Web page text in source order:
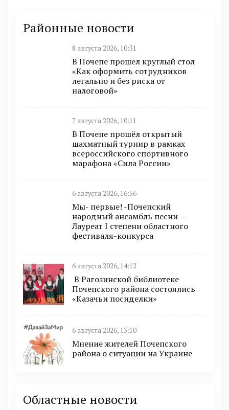
Районные новости
8 августа 2026, 10:31
В Почепе прошел круглый стол
«Как оформить сотрудников
легально и без риска от
налоговой»
7 августа 2026, 10:11
В Почепе прошёл открытый
шахматный турнир в рамках
всероссийского спортивного
марафона «Сила России»
6 августа 2026, 16:56
Мы- первые! -Почепский
народный ансамбль песни —
Лауреат I степени областного
фестиваля-конкурса
6 августа 2026, 14:12
В Рагозинской библиотеке
Почепского района состоялись
«Казачьи посиделки»
6 августа 2026, 13:10
Мнение жителей Почепского
района о ситуации на Украине
Областные новости